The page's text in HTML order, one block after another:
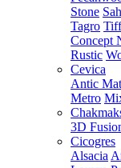
Stone
Tagro
Concept
Rustic
Cevica
Antic
Metro
3D
Cicogres
Alsacia